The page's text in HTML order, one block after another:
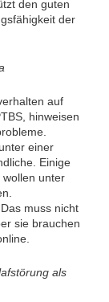
den guten
der
auf
hinweisen
einer
Einige
wollen unter
muss nicht
sie brauchen
als